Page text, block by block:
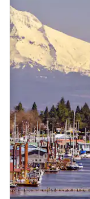
haut et vers le bas